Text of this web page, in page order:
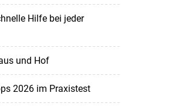
Hilfe bei jeder
und Hof
2026 im Praxistest